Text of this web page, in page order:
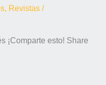
, Revistas /
¡Comparte esto! Share